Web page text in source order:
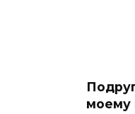
моему